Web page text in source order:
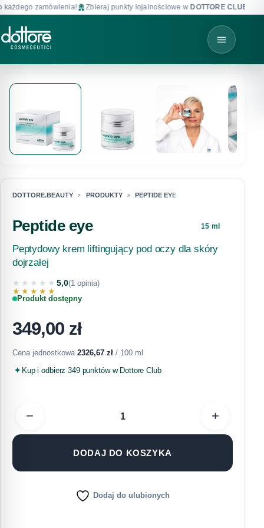
zamówienia! Zbieraj punkty lojalnościowe wDOTTORE CLUB!
DOTTORE.BEAUTY PRODUKTY PEPTIDE EYE
Peptide eye 15 ml
Peptydowy krem liftingujący pod oczy dla skóry
dojrzałej
★★★★★
★★★★★
5,0(1 opinia)
Produkt dostępny
349,00 zł
Cena jednostkowa 2326,67 zł / 100 ml
Kup i odbierz 349 punktów w Dottore Club
− +
DODAJ DO KOSZYKA
Dodaj do ulubionych